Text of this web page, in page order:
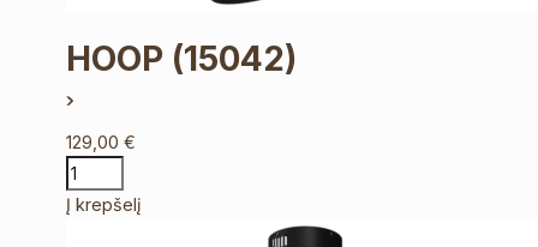
HOOP (15042)
129,00€
Į krepšelį